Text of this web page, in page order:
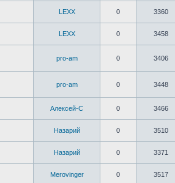
LEXX 0 3360
LEXX 0 3458
pro-am 0 3406
pro-am 0 3448
Алексей-С 0 3466
Назарий 0 3510
Назарий 0 3371
Merovinger 0 3517